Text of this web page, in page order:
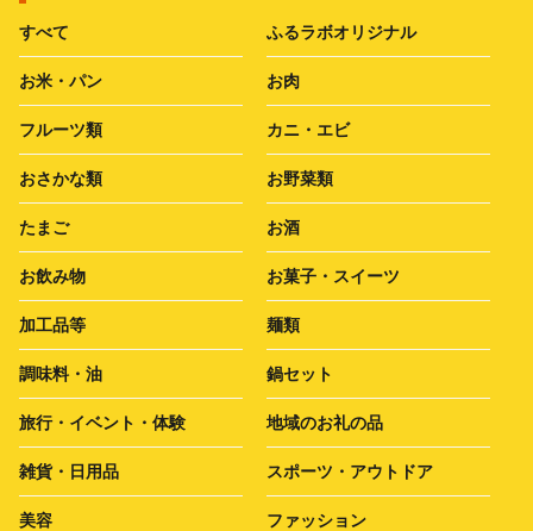
すべて ふるラボオリジナル
お米・パン お肉
フルーツ類 カニ・エビ
おさかな類 お野菜類
たまご お酒
お飲み物 お菓子・スイーツ
加工品等 麺類
調味料・油 鍋セット
旅行・イベント・体験 地域のお礼の品
雑貨・日用品 スポーツ・アウトドア
美容 ファッション